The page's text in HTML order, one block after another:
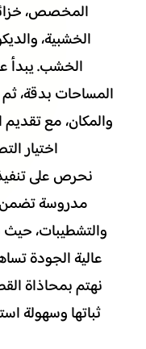
المخصص،
الخشبية،
الخشب. يبدأ
المساحات بدقة،
والمكان، مع
اختيار
نحرص على
مدروسة تضمن
والتشطيبات،
عالية الجودة
نهتم بمحاذاة
ثباتها وسهولة